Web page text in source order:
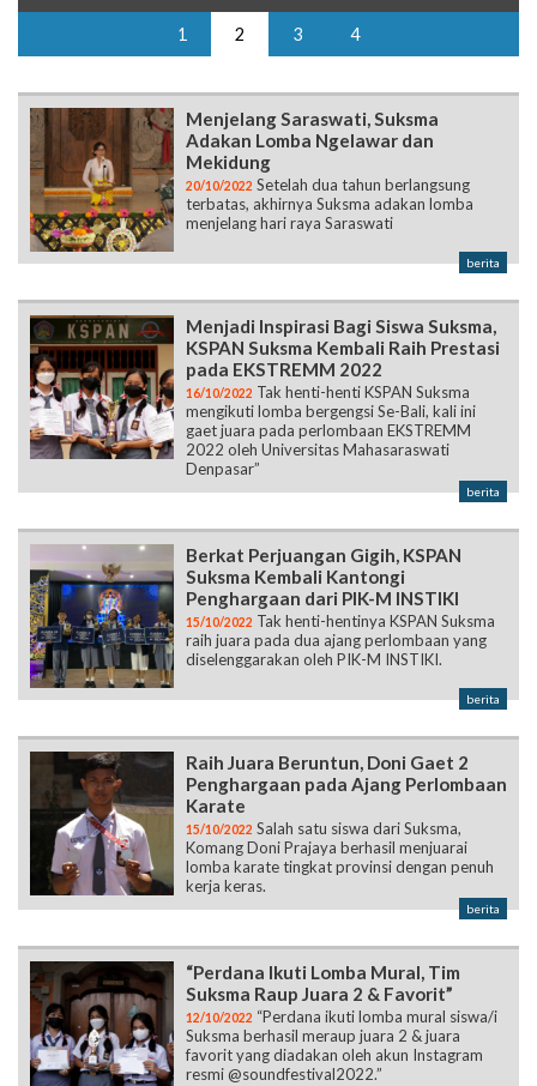
1 2 3 4
Menjelang Saraswati, Suksma
Adakan Lomba Ngelawar dan
Mekidung
20/10/2022 Setelah dua tahun berlangsung
terbatas, akhirnya Suksma adakan lomba
menjelang hari raya Saraswati
berita
Menjadi Inspirasi Bagi Siswa Suksma,
KSPAN Suksma Kembali Raih Prestasi
pada EKSTREMM 2022
16/10/2022 Tak henti-henti KSPAN Suksma
mengikuti lomba bergengsi Se-Bali, kali ini
gaet juara pada perlombaan EKSTREMM
2022 oleh Universitas Mahasaraswati
Denpasar”
berita
Berkat Perjuangan Gigih, KSPAN
Suksma Kembali Kantongi
Penghargaan dari PIK-M INSTIKI
15/10/2022 Tak henti-hentinya KSPAN Suksma
raih juara pada dua ajang perlombaan yang
diselenggarakan oleh PIK-M INSTIKI.
berita
Raih Juara Beruntun, Doni Gaet 2
Penghargaan pada Ajang Perlombaan
Karate
15/10/2022 Salah satu siswa dari Suksma,
Komang Doni Prajaya berhasil menjuarai
lomba karate tingkat provinsi dengan penuh
kerja keras.
berita
“Perdana Ikuti Lomba Mural, Tim
Suksma Raup Juara 2 & Favorit”
12/10/2022 “Perdana ikuti lomba mural siswa/i
Suksma berhasil meraup juara 2 & juara
favorit yang diadakan oleh akun Instagram
resmi @soundfestival2022.”